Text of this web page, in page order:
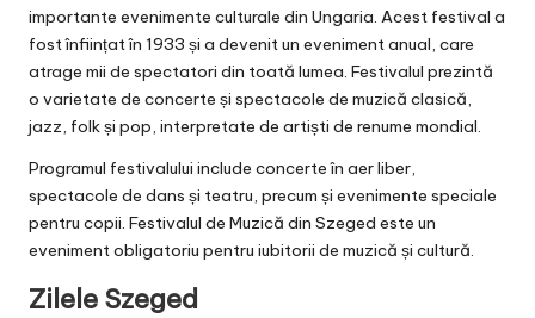
importante evenimente culturale din Ungaria. Acest festival a
fost înființat în 1933 și a devenit un eveniment anual, care
atrage mii de spectatori din toată lumea. Festivalul prezintă
o varietate de concerte și spectacole de muzică clasică,
jazz, folk și pop, interpretate de artiști de renume mondial.
Programul festivalului include concerte în aer liber,
spectacole de dans și teatru, precum și evenimente speciale
pentru copii. Festivalul de Muzică din Szeged este un
eveniment obligatoriu pentru iubitorii de muzică și cultură.
Zilele Szeged